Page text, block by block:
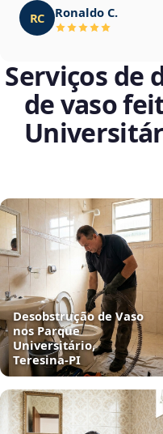
RC Ronaldo C.
Serviços de
de vaso
Desobstrução de Vaso
nos Parque
Universitário,
Teresina‑PI